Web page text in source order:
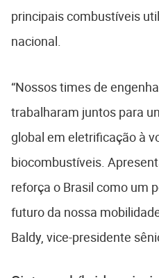
principais combustíveis
nacional.
“Nossos times de
trabalharam juntos para
global em eletrificação à
biocombustíveis.
reforça o Brasil como um
futuro da nossa
Baldy, vice-presidente